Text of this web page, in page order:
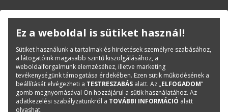
Kurinyec Péter
Ez a weboldal is sütiket használ!
Sütiket használunk a tartalmak és hirdetések személyre szabásához,
a látogatóink magasabb szintű kiszolgálásához, a
weboldalforgalmunk elemzéséhez, illetve marketing
tevékenységünk támogatása érdekében. Ezen sütik működésének a
beállítását elvégezheti a TESTRESZABÁS alatt. Az „ELFOGADOM”
gomb megnyomásával Ön hozzájárul a sütik használatához. Az
adatkezelési szabályzatunkról a TOVÁBBI INFORMÁCIÓ alatt
olvashat.